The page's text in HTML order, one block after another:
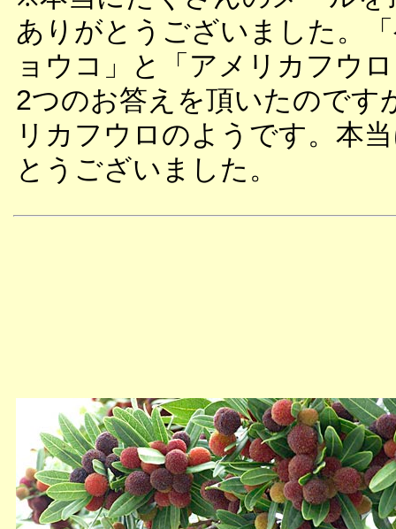
ありがとうございました。
ョウコ」と「アメリカフウ
2つのお答えを頂いたのです
リカフウロのようです。本
とうございました。